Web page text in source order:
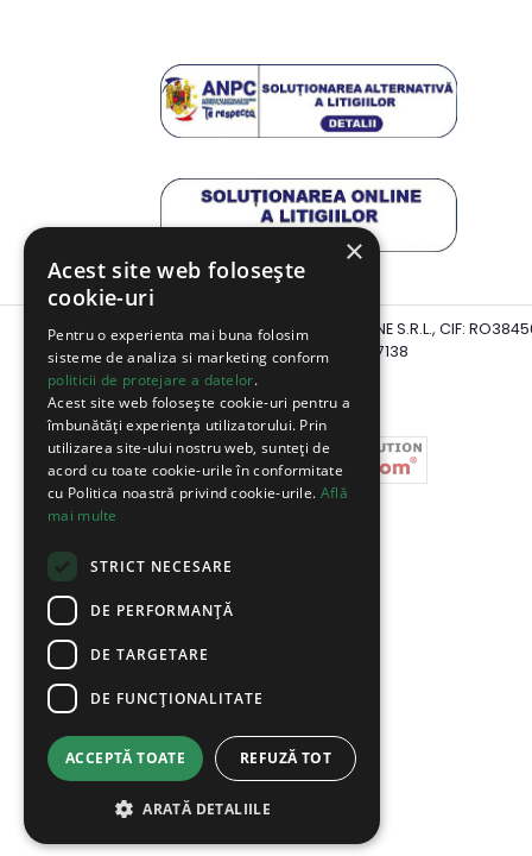
Website detinut de SUPERMARKET PENTRU TINE S.R.L., CIF:
Reg.Com: J2017003647138
×
Acest site web folosește
cookie-uri
Pentru o experienta mai buna folosim
sisteme de analiza si marketing conform
politicii de protejare a datelor.
Acest site web folosește cookie-uri pentru a
îmbunătăți experiența utilizatorului. Prin
utilizarea site-ului nostru web, sunteți de
acord cu toate cookie-urile în conformitate
cu Politica noastră privind cookie-urile. Află
mai multe
STRICT NECESARE
DE PERFORMANȚĂ
DE TARGETARE
DE FUNCŢIONALITATE
ACCEPTĂ TOATE REFUZĂ TOT
ARATĂ DETALIILE